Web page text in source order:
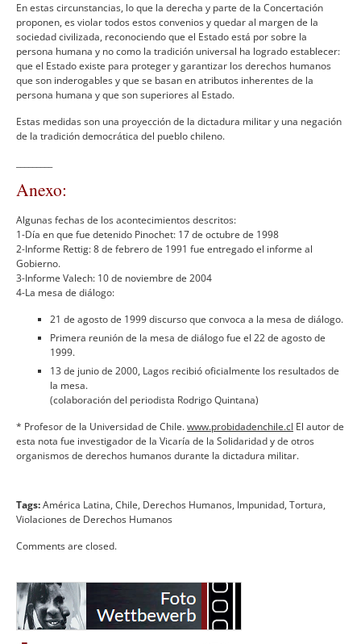
En estas circunstancias, lo que la derecha y parte de la Concertación
proponen, es violar todos estos convenios y quedar al margen de la
sociedad civilizada, reconociendo que el Estado está por sobre la
persona humana y no como la tradición universal ha logrado establecer:
que el Estado existe para proteger y garantizar los derechos humanos
que son inderogables y que se basan en atributos inherentes de la
persona humana y que son superiores al Estado.
Estas medidas son una proyección de la dictadura militar y una negación
de la tradición democrática del pueblo chileno.
Anexo:
Algunas fechas de los acontecimientos descritos:
1-Dí­a en que fue detenido Pinochet: 17 de octubre de 1998
2-Informe Rettig: 8 de febrero de 1991 fue entregado el informe al
Gobierno.
3-Informe Valech: 10 de noviembre de 2004
4-La mesa de diálogo:
21 de agosto de 1999 discurso que convoca a la mesa de diálogo.
Primera reunión de la mesa de diálogo fue el 22 de agosto de
1999.
13 de junio de 2000, Lagos recibió oficialmente los resultados de
la mesa.
(colaboración del periodista Rodrigo Quintana)
* Profesor de la Universidad de Chile.www.probidadenchile.cl El autor de
esta nota fue investigador de la Vicarí­a de la Solidaridad y de otros
organismos de derechos humanos durante la dictadura militar.
Tags:América Latina, Chile, Derechos Humanos, Impunidad, Tortura,
Violaciones de Derechos Humanos
Comments are closed.